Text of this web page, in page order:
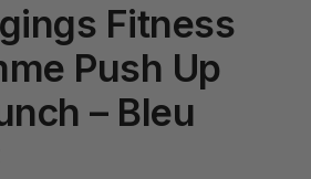
Fitness
Push Up
– Bleu